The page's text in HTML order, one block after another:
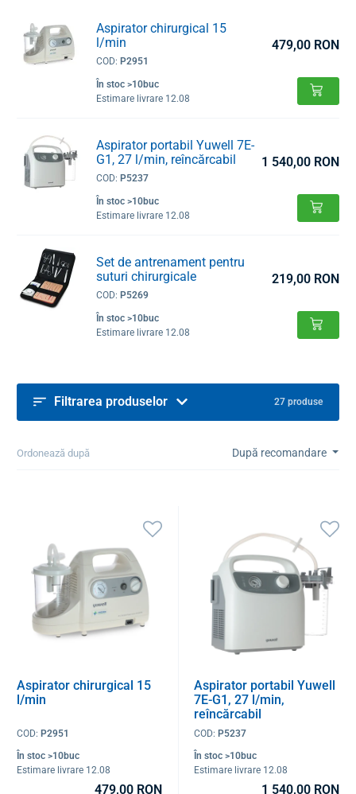
Aspirator chirurgical 15
l/min
COD: P2951
În stoc >10buc
Estimare livrare 12.08
479,00 RON
Aspirator portabil Yuwell 7E-
G1, 27 l/min, reîncărcabil
COD: P5237
În stoc >10buc
Estimare livrare 12.08
1 540,00 RON
Set de antrenament pentru
suturi chirurgicale
COD: P5269
În stoc >10buc
Estimare livrare 12.08
219,00 RON
Filtrarea produselor 27 produse
Ordonează după După recomandare
Aspirator chirurgical 15
l/min
COD: P2951
În stoc >10buc
Estimare livrare 12.08
479,00 RON
Aspirator portabil Yuwell
7E-G1, 27 l/min,
reîncărcabil
COD:P5237
În stoc >10buc
Estimare livrare 12.08
1 540,00 RON